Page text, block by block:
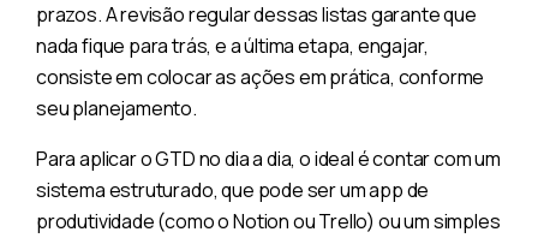
prazos. A revisão regular dessas listas garante que
nada fique para trás, e a última etapa, engajar,
consiste em colocar as ações em prática, conforme
seu planejamento.
Para aplicar o GTD no dia a dia, o ideal é contar com um
sistema estruturado, que pode ser um app de
produtividade (como o Notion ou Trello) ou um simples